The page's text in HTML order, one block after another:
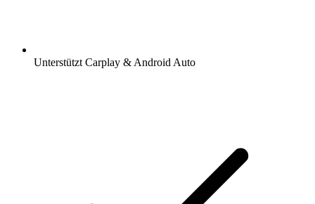
Unterstützt Carplay & Android Auto